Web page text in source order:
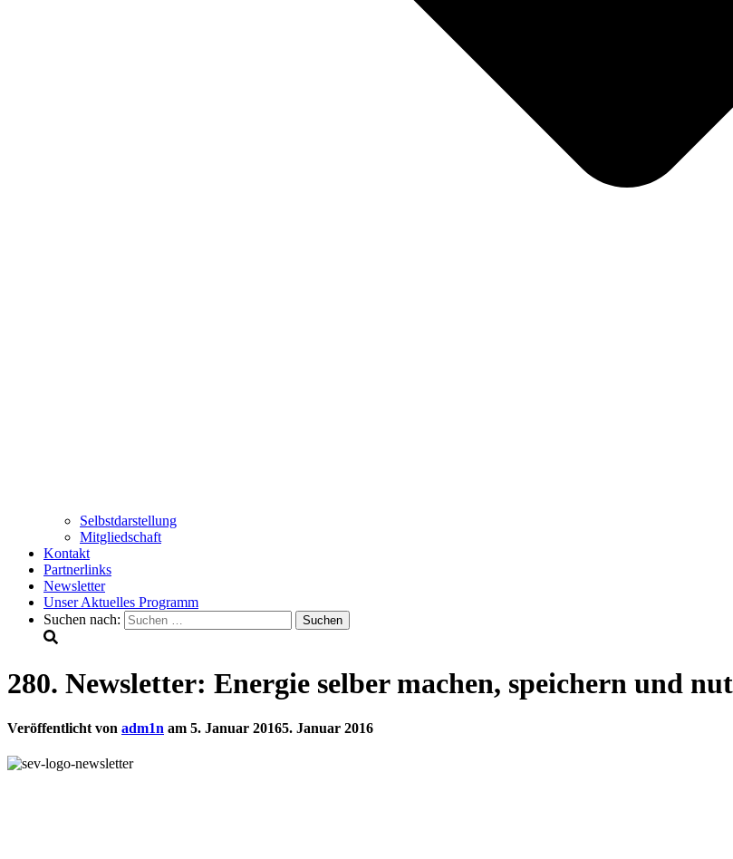
Selbstdarstellung
Mitgliedschaft
Kontakt
Partnerlinks
Newsletter
Unser Aktuelles Programm
Suchen nach:
280. Newsletter: Energie selber machen, speichern und
Veröffentlicht von adm1n am 5. Januar 20165. Januar 2016